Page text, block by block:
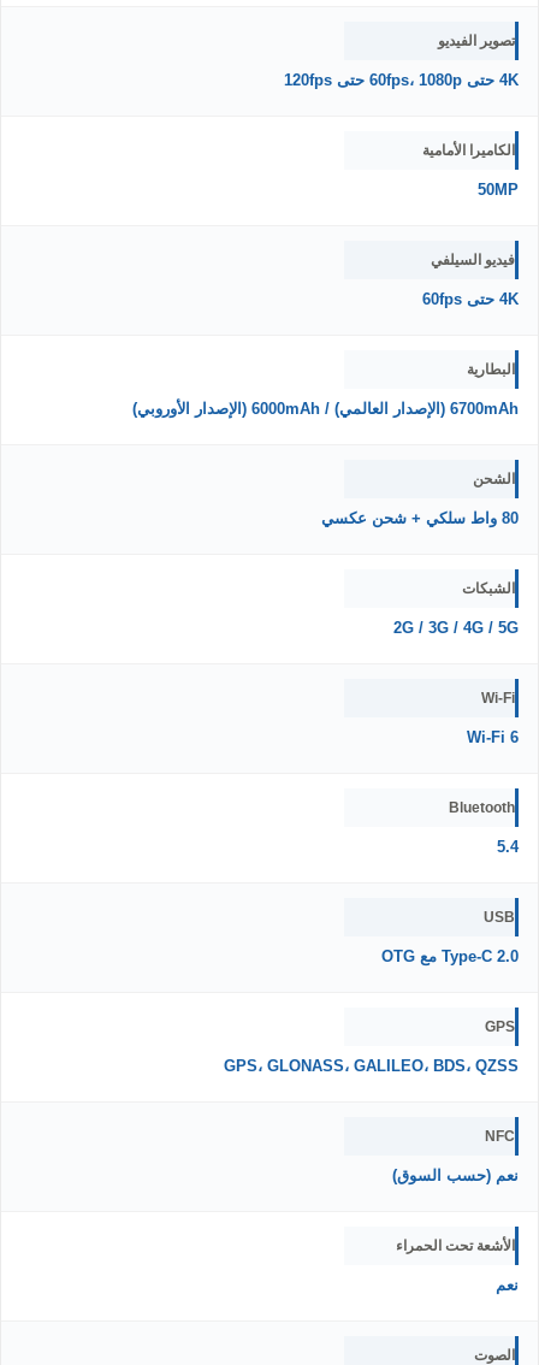
تصوير الفيديو
4K حتى 60fps، 1080p حتى 120fps
الكاميرا الأمامية
50MP
فيديو السيلفي
4K حتى 60fps
البطارية
6700mAh (الإصدار العالمي) / 6000mAh (الإصدار الأوروبي)
الشحن
80 واط سلكي + شحن عكسي
الشبكات
2G / 3G / 4G / 5G
Wi-Fi
Wi-Fi 6
Bluetooth
5.4
USB
Type-C 2.0 مع OTG
GPS
GPS، GLONASS، GALILEO، BDS، QZSS
NFC
نعم (حسب السوق)
الأشعة تحت الحمراء
نعم
الصوت